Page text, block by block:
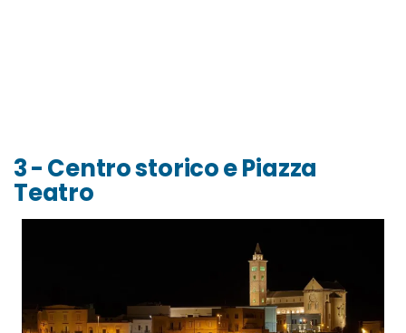
3 - Centro storico e Piazza
Teatro